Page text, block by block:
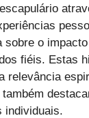
sobre o
fiéis. Estas
relevância
individuais.